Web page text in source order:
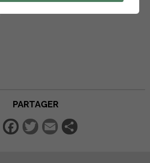
PARTAGER
Facebook
Twitter
Email